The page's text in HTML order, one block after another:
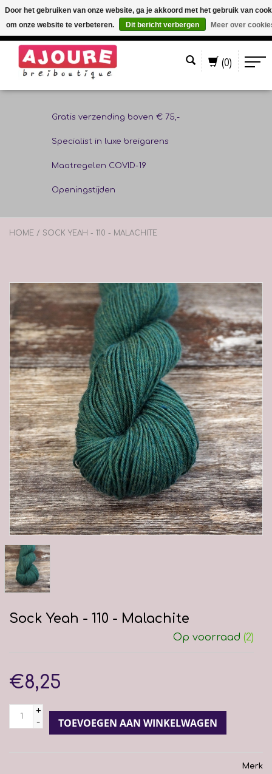
(0)
Gratis verzending boven € 75,-
Specialist in luxe breigarens
Maatregelen COVID-19
Openingstijden
HOME / SOCK YEAH - 110 - MALACHITE
Sock Yeah - 110 - Malachite
Op voorraad (2)
€8,25
+
-
TOEVOEGEN AAN WINKELWAGEN
Merk
Door het gebruiken van onze website, ga je akkoord met het gebruik van
om onze website te verbeteren.
Dit bericht verbergen Meer over